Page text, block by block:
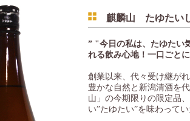
麒麟山 たゆたい
” "今日の私は、たゆたい
れる飲み心地！一口ごと
創業以来、代々受け継が
豊かな自然と新潟清酒を
山」の今期限りの限定品
い”たゆたい”を味わって